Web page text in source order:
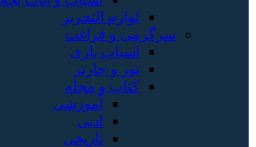
لوازم التحریر
سرگرمی و فراغت
اسباب‌ بازی
تور و چارتر
کتاب و مجله
آموزشی
ادبی
تاریخی